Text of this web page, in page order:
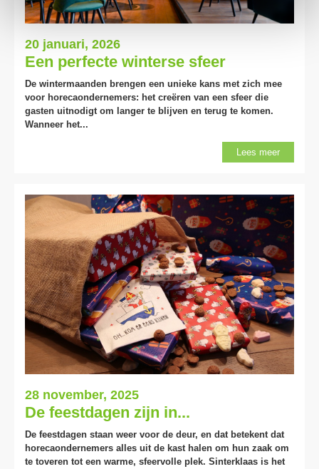
20 januari, 2026
Een perfecte winterse sfeer
De wintermaanden brengen een unieke kans met zich mee
voor horecaondernemers: het creëren van een sfeer die
gasten uitnodigt om langer te blijven en terug te komen.
Wanneer het...
Lees meer
28 november, 2025
De feestdagen zijn in...
De feestdagen staan weer voor de deur, en dat betekent dat
horecaondernemers alles uit de kast halen om hun zaak om
te toveren tot een warme, sfeervolle plek. Sinterklaas is het